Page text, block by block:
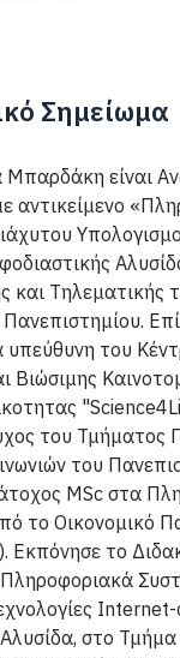
Σημείωμα
είναι
αντικείμενο
και Τη­λεματικής
υπεύθυνη του
Βιώσιμης
του Τμήματος
του
ΜSc στα
το Οικονομικό
το
στο Τμήμα